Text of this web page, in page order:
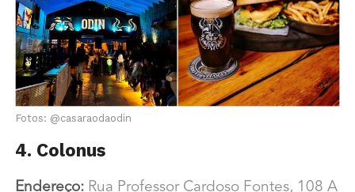
Fotos: @casaraodaodin
4. Colonus
Endereço:Rua Professor Cardoso Fontes, 108 A